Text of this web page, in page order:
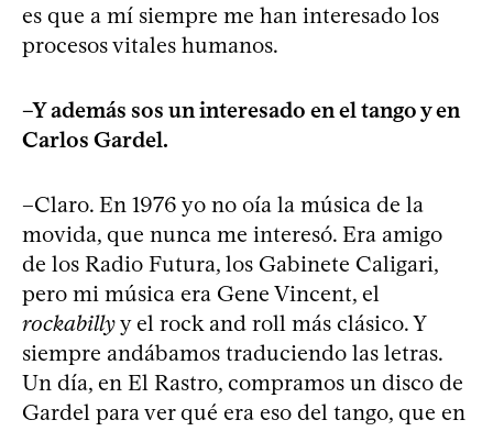
es que a mí siempre me han interesado los
procesos vitales humanos.
–Y además sos un interesado en el tango y en
Carlos Gardel.
–Claro. En 1976 yo no oía la música de la
movida, que nunca me interesó. Era amigo
de los Radio Futura, los Gabinete Caligari,
pero mi música era Gene Vincent, el
rockabillyy el rock and roll más clásico. Y
siempre andábamos traduciendo las letras.
Un día, en El Rastro, compramos un disco de
Gardel para ver qué era eso del tango, que en